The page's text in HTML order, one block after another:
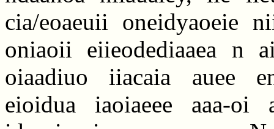
cia/eoaeuii oneidyaoeie
oniaoii eiieodediaaea n
oiaadiuo iiacaia auee
eioidua iaoiaeee aaa-oi